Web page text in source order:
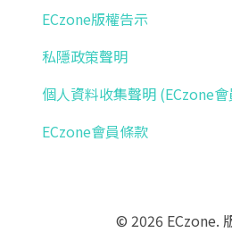
ECzone版權告示
私隱政策聲明
個人資料收集聲明 (ECzone會
ECzone會員條款
© 2026 ECzone.